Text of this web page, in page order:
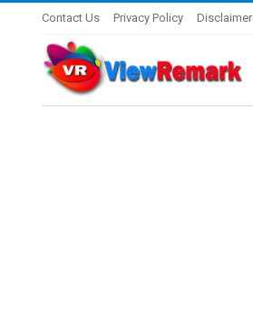
Contact Us Privacy Policy Disclaimer